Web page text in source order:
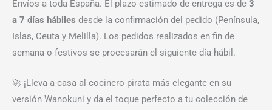
Envíos a toda España. El plazo estimado de entrega es de 3
a 7 días hábiles desde la confirmación del pedido (Península,
Islas, Ceuta y Melilla). Los pedidos realizados en fin de
semana o festivos se procesarán el siguiente día hábil.
🚀 ¡Lleva a casa al cocinero pirata más elegante en su
versión Wanokuni y da el toque perfecto a tu colección de